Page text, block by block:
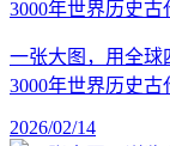
一张大图，用全球
3000年世界历史古
2026/02/14